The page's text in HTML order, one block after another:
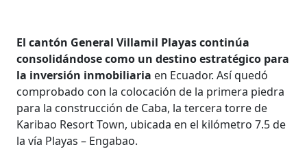
El cantón General Villamil Playas continúa
consolidándose como un destino estratégico para
la inversión inmobiliaria en Ecuador. Así quedó
comprobado con la colocación de la primera piedra
para la construcción de Caba, la tercera torre de
Karibao Resort Town, ubicada en el kilómetro 7.5 de
la vía Playas – Engabao.